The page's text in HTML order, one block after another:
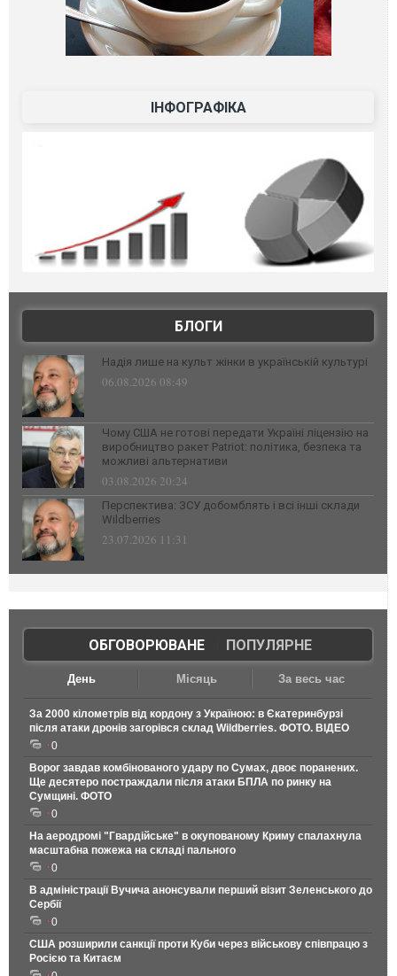
ІНФОГРАФІКА
БЛОГИ
Надія лише на культ жінки в українській культурі
06.08.2026 08:49
Чому США не готові передати Україні ліцензію на
виробництво ракет Patriot: політика, безпека та
можливі альтернативи
03.08.2026 20:24
Перспектива: ЗСУ добомблять і всі інші склади
Wildberries
23.07.2026 11:31
ОБГОВОРЮВАНЕ| ПОПУЛЯРНЕ
День Місяць За весь час
За 2000 кілометрів від кордону з Україною: в Єкатеринбурзі
після атаки дронів загорівся склад Wildberries. ФОТО. ВІДЕО
0
Ворог завдав комбінованого удару по Сумах, двоє поранених.
Ще десятеро постраждали після атаки БПЛА по ринку на
Сумщині. ФОТО
0
На аеродромі "Гвардійське" в окупованому Криму спалахнула
масштабна пожежа на складі пального
0
В адміністрації Вучича анонсували перший візит Зеленського до
Сербії
0
США розширили санкції проти Куби через військову співпрацю з
Росією та Китаєм